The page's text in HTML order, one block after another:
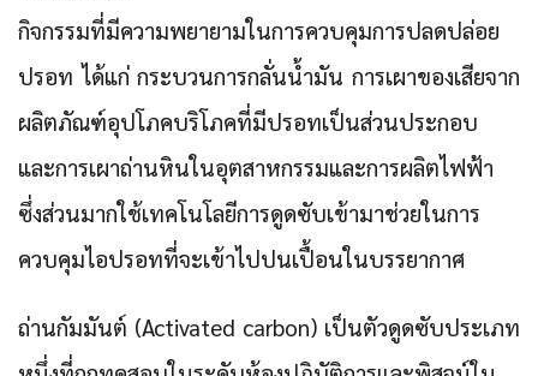
กิจกรรมที่มีความพยายามในการควบคุมการปลดปล่อย
ปรอท ได้แก่ กระบวนการกลั่นน้ำมัน การเผาของเสียจาก
ผลิตภัณฑ์อุปโภคบริโภคที่มีปรอทเป็นส่วนประกอบ
และการเผาถ่านหินในอุตสาหกรรมและการผลิตไฟฟ้า
ซึ่งส่วนมากใช้เทคโนโลยีการดูดซับเข้ามาช่วยในการ
ควบคุมไอปรอทที่จะเข้าไปปนเปื้อนในบรรยากาศ
ถ่านกัมมันต์ (Activated carbon) เป็นตัวดูดซับประเภท